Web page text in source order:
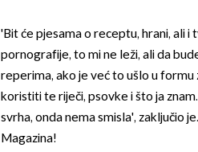
'Bit će pjesama o receptu, hrani, ali i
pornografije, to mi ne leži, ali da
reperima, ako je već to ušlo u formu
koristiti te riječi, psovke i što ja
svrha, onda nema smisla', zaključio
Magazina!